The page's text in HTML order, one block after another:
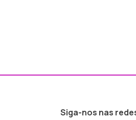
Siga-nos nas